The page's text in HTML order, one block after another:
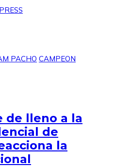
PACHO CAMPEON
de lleno a la
de
la